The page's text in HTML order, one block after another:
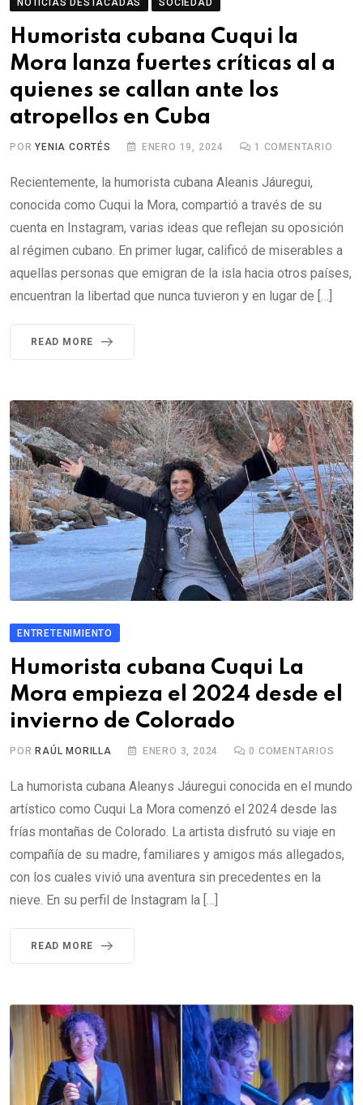
Humorista cubana Cuqui la
Mora lanza fuertes críticas al a
quienes se callan ante los
atropellos en Cuba
PORYENIA CORTÉS ENERO 19, 2024 1 COMENTARIO
Recientemente, la humorista cubana Aleanis Jáuregui,
conocida como Cuqui la Mora, compartió a través de su
cuenta en Instagram, varias ideas que reflejan su oposición
al régimen cubano. En primer lugar, calificó de miserables a
aquellas personas que emigran de la isla hacia otros países,
encuentran la libertad que nunca tuvieron y en lugar de […]
READ MORE
ENTRETENIMIENTO
Humorista cubana Cuqui La
Mora empieza el 2024 desde el
invierno de Colorado
PORRAÚL MORILLA ENERO 3, 2024 0 COMENTARIOS
La humorista cubana Aleanys Jáuregui conocida en el mundo
artístico como Cuqui La Mora comenzó el 2024 desde las
frías montañas de Colorado. La artista disfrutó su viaje en
compañía de su madre, familiares y amigos más allegados,
con los cuales vivió una aventura sin precedentes en la
nieve. En su perfil de Instagram la […]
READ MORE